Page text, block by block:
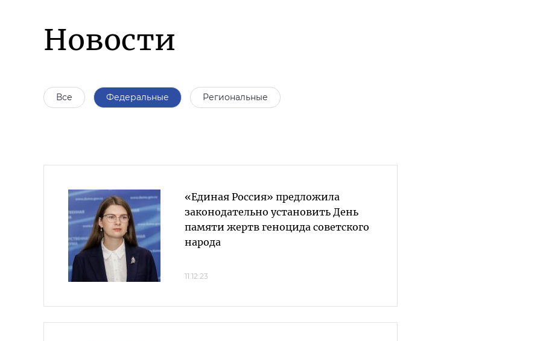
Новости
Все Федеральные Региональные
«Единая Россия» предложила
законодательно установить День
памяти жертв геноцида советского
народа
11.12.23